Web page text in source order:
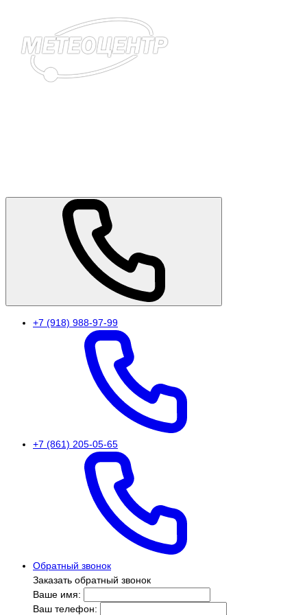
+7 (918) 988-97-99
+7 (861) 205-05-65
Обратный звонок
Заказать обратный звонок
Ваше имя:
Ваш телефон: